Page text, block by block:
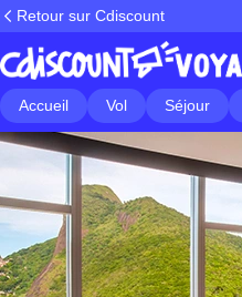
Retour sur Cdiscount
Accueil Vol Séjour